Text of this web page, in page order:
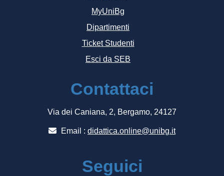
MyUniBg
Dipartimenti
Ticket Studenti
Esci da SEB
Contattaci
Via dei Caniana, 2, Bergamo, 24127
Email : didattica.online@unibg.it
Seguici